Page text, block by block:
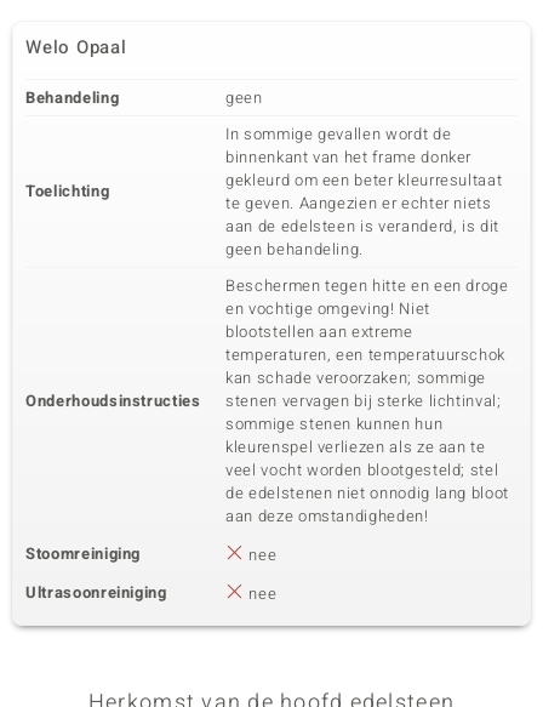
Welo Opaal
Behandeling geen
Toelichting
In sommige gevallen wordt de
binnenkant van het frame donker
gekleurd om een beter kleurresultaat
te geven. Aangezien er echter niets
aan de edelsteen is veranderd, is dit
geen behandeling.
Onderhoudsinstructies
Beschermen tegen hitte en een droge
en vochtige omgeving! Niet
blootstellen aan extreme
temperaturen, een temperatuurschok
kan schade veroorzaken; sommige
stenen vervagen bij sterke lichtinval;
sommige stenen kunnen hun
kleurenspel verliezen als ze aan te
veel vocht worden blootgesteld; stel
de edelstenen niet onnodig lang bloot
aan deze omstandigheden!
Stoomreiniging
nee
Ultrasoonreiniging
nee